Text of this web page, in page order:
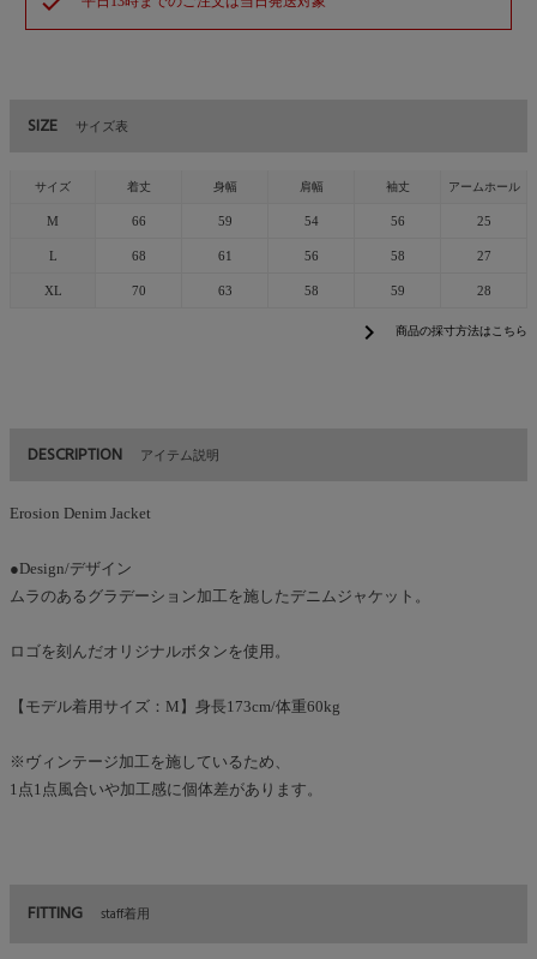
SIZE サイズ表
サイズ 着丈 身幅 肩幅 袖丈 アームホール
M 66 59 54 56 25
L 68 61 56 58 27
XL 70 63 58 59 28
chevron_right 商品の採寸方法はこちら
DESCRIPTION アイテム説明
Erosion Denim Jacket
●Design/デザイン
ムラのあるグラデーション加工を施したデニムジャケット。
ロゴを刻んだオリジナルボタンを使用。
【モデル着用サイズ：M】身長173cm/体重60kg
※ヴィンテージ加工を施しているため、
1点1点風合いや加工感に個体差があります。
FITTING staff着用